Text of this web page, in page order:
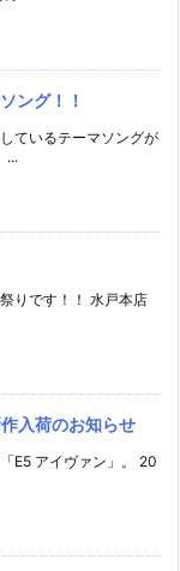
ング！！
ているテーマソングが
...
りです！！ 水戸本店
入荷のお知らせ
E5 アイヴァン」。 20